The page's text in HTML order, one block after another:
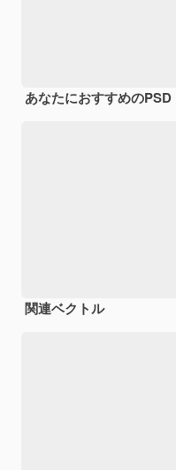
あなたにおすすめのPSD
関連ベクトル